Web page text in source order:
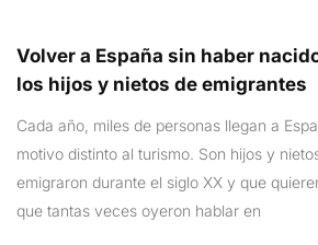
Volver a España sin haber
los hijos y nietos de emigrantes
Cada año, miles de personas llegan a
motivo distinto al turismo. Son hijos y
emigraron durante el siglo XX y que
que tantas veces oyeron hablar en